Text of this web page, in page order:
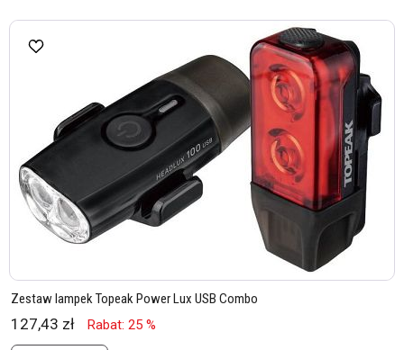
Zestaw lampek Topeak Power Lux USB Combo
127,43 zł Rabat: 25 %